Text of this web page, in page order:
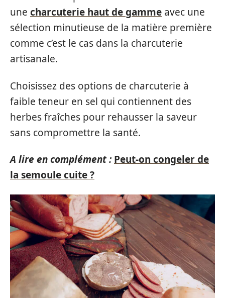
une charcuterie haut de gamme avec une
sélection minutieuse de la matière première
comme c’est le cas dans la charcuterie
artisanale.
Choisissez des options de charcuterie à
faible teneur en sel qui contiennent des
herbes fraîches pour rehausser la saveur
sans compromettre la santé.
A lire en complément : Peut-on congeler de
la semoule cuite ?